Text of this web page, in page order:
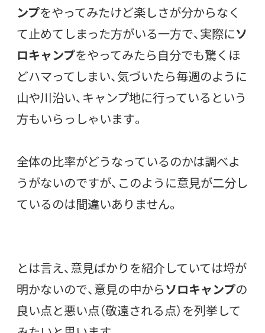
ンプをやってみたけど楽しさが分からなく
て止めてしまった方がいる一方で、実際にソ
ロキャンプをやってみたら自分でも驚くほ
どハマってしまい、気づいたら毎週のように
山や川沿い、キャンプ地に行っているという
方もいらっしゃいます。
全体の比率がどうなっているのかは調べよ
うがないのですが、このように意見が二分し
ているのは間違いありません。
とは言え、意見ばかりを紹介していては埒が
明かないので、意見の中からソロキャンプの
良い点と悪い点（敬遠される点）を列挙して